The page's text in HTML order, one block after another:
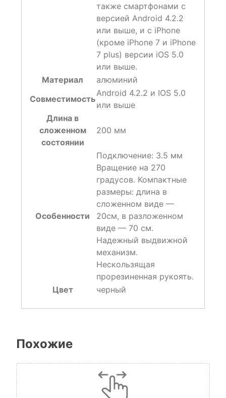
также смартфонами с
версией Android 4.2.2
или выше, и с iPhone
(кроме iPhone 7 и iPhone
7 plus) версии iOS 5.0
или выше.
Материал
алюминий
Совместимость
Android 4.2.2 и IOS 5.0
или выше
Длина в
сложенном
состоянии
200 мм
Особенности
Подключение: 3.5 мм
Вращение на 270
градусов. Компактные
размеры: длина в
сложенном виде —
20см, в разложенном
виде — 70 см.
Надежный выдвижной
механизм.
Нескользящая
прорезиненная рукоять.
Цвет
черный
Похожие